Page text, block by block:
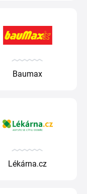
Baumax
Lékárna.cz